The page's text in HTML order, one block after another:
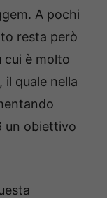
A pochi
resta però
cui è molto
quale nella
un obiettivo